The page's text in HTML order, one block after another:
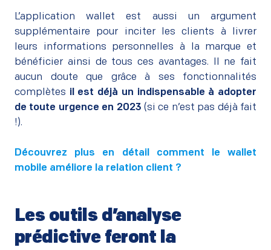
L’application wallet est aussi un argument
supplémentaire pour inciter les clients à livrer
leurs informations personnelles à la marque et
bénéficier ainsi de tous ces avantages. Il ne fait
aucun doute que grâce à ses fonctionnalités
complètes il est déjà un indispensable à adopter
de toute urgence en 2023 (si ce n’est pas déjà fait
!).
Découvrez plus en détail comment le wallet
mobile améliore la relation client ?
Les outils d’analyse
prédictive feront la